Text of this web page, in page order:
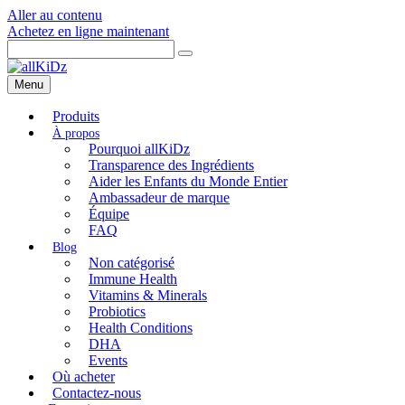
Aller au contenu
Achetez en ligne maintenant
Menu
Produits
Pourquoi allKiDz
Transparence des Ingrédients
Aider les Enfants du Monde Entier
Ambassadeur de marque
Équipe
FAQ
Non catégorisé
Immune Health
Vitamins & Minerals
Probiotics
Health Conditions
DHA
Events
Où acheter
Contactez-nous